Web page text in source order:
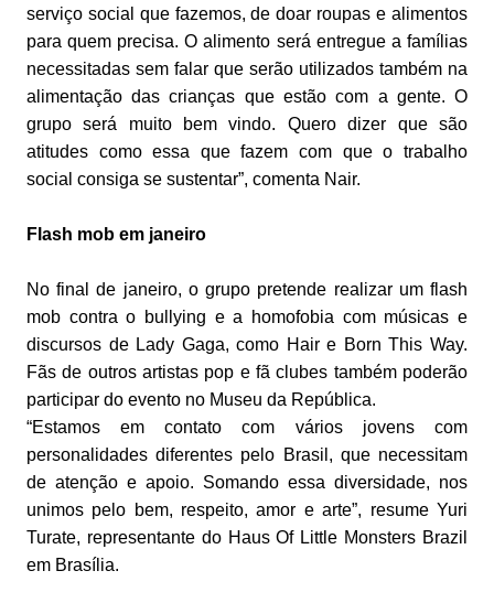
serviço social que fazemos, de doar roupas e alimentos
para quem precisa. O alimento será entregue a famílias
necessitadas sem falar que serão utilizados também na
alimentação das crianças que estão com a gente. O
grupo será muito bem vindo. Quero dizer que são
atitudes como essa que fazem com que o trabalho
social consiga se sustentar”, comenta Nair.
Flash mob em janeiro
No final de janeiro, o grupo pretende realizar um flash
mob contra o bullying e a homofobia com músicas e
discursos de Lady Gaga, como Hair e Born This Way.
Fãs de outros artistas pop e fã clubes também poderão
participar do evento no Museu da República.
“Estamos em contato com vários jovens com
personalidades diferentes pelo Brasil, que necessitam
de atenção e apoio. Somando essa diversidade, nos
unimos pelo bem, respeito, amor e arte”, resume Yuri
Turate, representante do Haus Of Little Monsters Brazil
em Brasília.